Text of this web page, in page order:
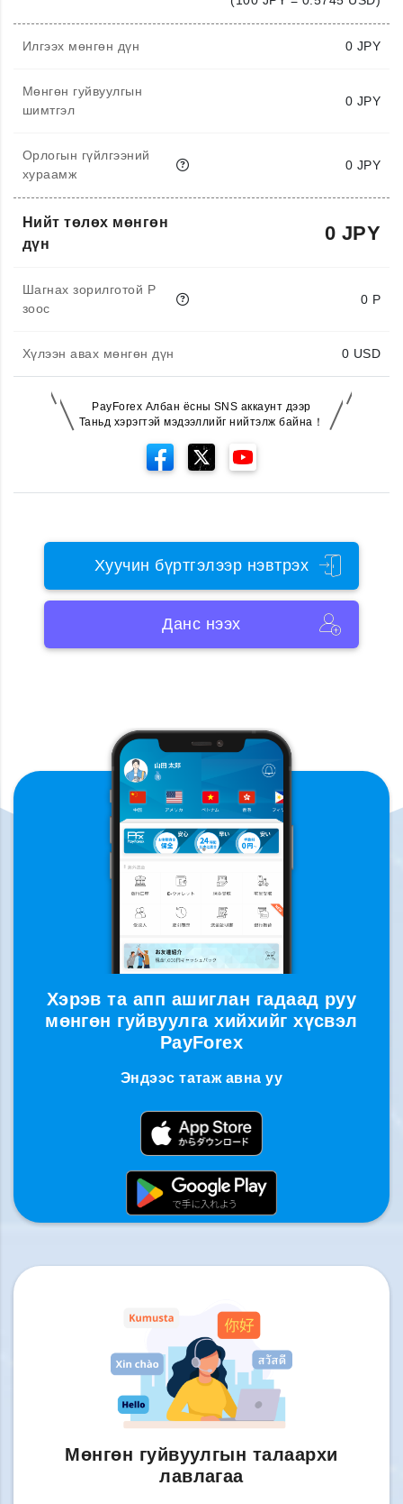
Илгээх мөнгөн дүн 0 JPY
Мөнгөн гуйвуулгын
шимтгэл
0 JPY
Орлогын гүйлгээний
хураамж
0 JPY
Нийт төлөх мөнгөн
дүн
0 JPY
Шагнах зорилготой P
зоос
0 P
Хүлээн авах мөнгөн дүн 0 USD
PayForex Албан ёсны SNS аккаунт дээр
Таньд хэрэгтэй мэдээллийг нийтэлж байна！
Хуучин бүртгэлээр нэвтрэх
Данс нээх
Хэрэв та апп ашиглан гадаад руу
мөнгөн гуйвуулга хийхийг хүсвэл
PayForex
Эндээс татаж авна уу
Мөнгөн гуйвуулгын талаархи
лавлагаа